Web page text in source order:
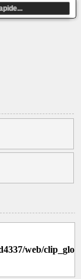
web/